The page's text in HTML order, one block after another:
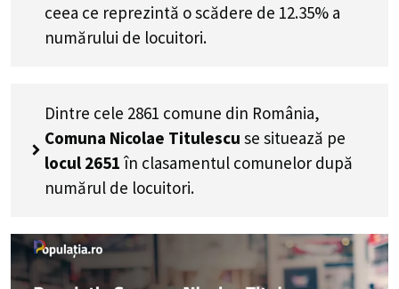
ceea ce reprezintă o scădere de 12.35% a
numărului de locuitori.
Dintre cele 2861 comune din România,
Comuna Nicolae Titulescu se situează pe
locul 2651 în clasamentul comunelor după
numărul de locuitori.